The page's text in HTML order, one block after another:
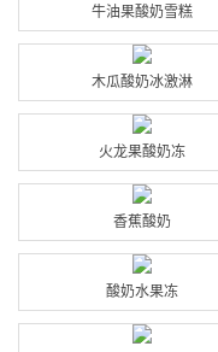
牛油果酸奶雪糕
木瓜酸奶冰激淋
火龙果酸奶冻
香蕉酸奶
酸奶水果冻